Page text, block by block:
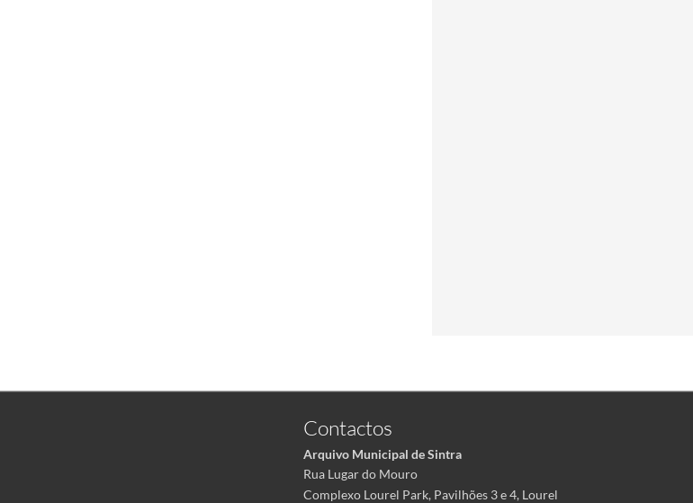
Contactos
Arquivo Municipal de Sintra
Rua Lugar do Mouro
Complexo Lourel Park, Pavilhões 3 e 4, Lourel